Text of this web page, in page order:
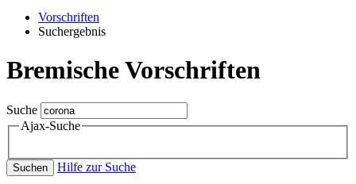
Vorschriften
Suchergebnis
Bremische Vorschriften
Suche
Ajax-Suche
Suchen Hilfe zur Suche